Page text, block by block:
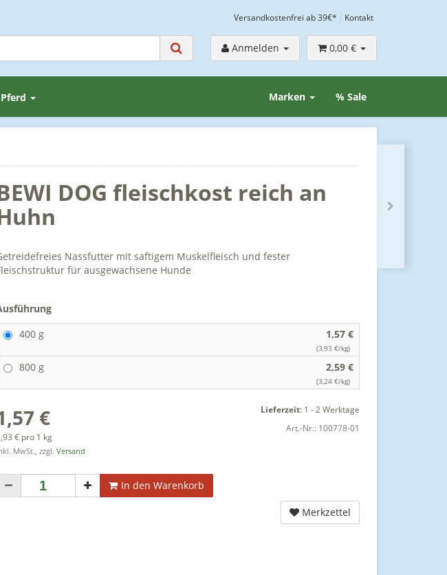
Versandkostenfrei ab 39€* Kontakt
Anmelden 0,00 €
Pferd % Sale
Marken
DOG fleischkost reich an
Nassfutter mit saftigem Muskelfleisch und fester
für ausgewachsene Hunde
400 g
1,57 €
(3,93 €/kg)
800 g 2,59 €
(3,24 €/kg)
€
€ pro 1 kg
MwSt., zzgl. Versand
Lieferzeit: 1 - 2 Werktage
Art.-Nr.: 100778-01
In den Warenkorb
Merkzettel